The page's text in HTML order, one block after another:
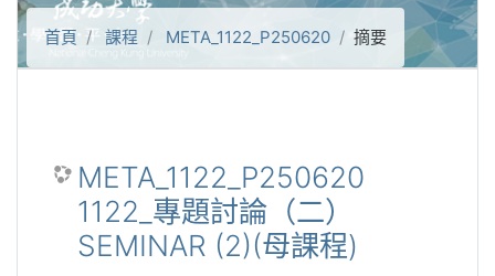
首頁 課程 META_1122_P250620 摘要
META_1122_P250620
1122_專題討論（二）
SEMINAR (2)(母課程)